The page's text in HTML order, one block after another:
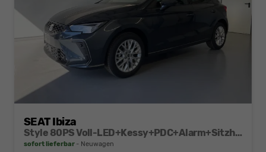
SEAT Ibiza
Style 80PS Voll-LED+Kessy+PDC+Alarm+Sitzheizung+Kamera+App-Connect
sofort lieferbar Neuwagen